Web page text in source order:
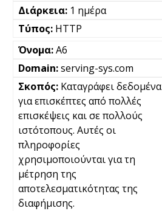
1 ημέρα
HTTP
A6
serving-sys.com
Καταγράφει δεδομένα
για επισκέπτες από πολλές
επισκέψεις και σε πολλούς
ιστότοπους. Αυτές οι
πληροφορίες
χρησιμοποιούνται για τη
μέτρηση της
αποτελεσματικότητας της
διαφήμισης.